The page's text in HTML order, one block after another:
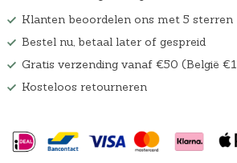
a
s
:
€
9
.
Klanten beoordelen ons met 5 sterren
Bestel nu, betaal later of gespreid
Gratis verzending vanaf €50 (België
Kosteloos retourneren